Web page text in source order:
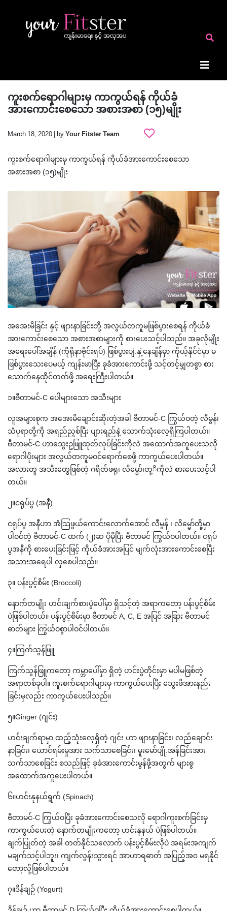
ကူးစက်ရောဂါများမှ ကာကွယ်ရန် ကိုယ်ခံ
အားကောင်းစေသော အစားအစာ (၁၅)မျိုး
March 18, 2020 | byYour Fitster Team
ကူးစက်ရောဂါများမှ ကာကွယ်ရန် ကိုယ်ခံအားကောင်းစေသော
အစားအစာ (၁၅)မျိုး
အအေးမိခြင်း နှင့် ဖျားနာခြင်းတို့ အလွယ်တကူမဖြစ်ပွားစေရန် ကိုယ်ခံ
အားကောင်းစေသော အစားအစာများကို စားပေးသင့်ပါသည်။ အခုလိုမျိုး
အရေးပေါ်အချိန် (ကိုရိုနာဗိုင်းရပ်) ဖြစ်ပွားပျံ.နှံ့နေချိန်မှာ ကိုယ့်နိုင်ငံမှာ မ
ဖြစ်ပွားသေးပေမယ့် ကျန်းမာပြီး ခုခံအားကောင်းဖို့ သင့်တင့်မျှတစွာ စား
သောက်နေထိုင်တတ်ဖို့ အရေးကြီးပါတယ်။
၁။ဗီတာမင်-C ပေါများသော အသီးများ
လူအများစုက အအေးမိချောင်းဆိုးတဲ့အခါ ဗီတာမင်-C ကြွယ်ဝတဲ့ လီမွန်၊
သံပုရာတို့ကို အရည်ညှစ်ပြီး ပျားရည်နဲ့ သောက်သုံးလေ့ရှိကြပါတယ်။
ဗီတာမင်-C ဟာသွေးဥဖြူထုတ်လုပ်ခြင်းကိုလဲ အထောက်အကူပေးသလို
ရောဂါပိုးများ အလွယ်တကူမဝင်ရောက်စေဖို့ ကာကွယ်ပေးပါတယ်။
အလားတူ အသီးတွေဖြစ်တဲ့ ဂရိတ်ဖရု၊ လိမ္မော်၊တု့ိကိုလဲ စားပေးသင့်ပါ
တယ်။
၂။ငရုပ်ပွ (အနီ)
ငရုပ်ပွ အနီဟာ အံသြဖွယ်ကောင်းလောက်အောင် လီမွန် ၊ လိမ္မော်တို့မှာ
ပါဝင်တဲ့ ဗီတာမင်-C ထက် (၂)ဆ ပိုမိုပြီး ဗီတာမင် ကြွယ်ဝပါတယ်။ ငရုပ်
ပွအနီကို စားပေးခြင်းဖြင့် ကိုယ်ခံအားအပြင် မျက်လုံးအားကောင်းစေပြီး
အသားအရေပါ လှစေပါသည်။
၃။ ပန်းပွင့်စိမ်း (Broccoli)
နောက်တမျိုး ဟင်းချက်စားပွဲပေါ်မှာ ရှိသင့်တဲ့ အရာကတော့ ပန်းပွင့်စိမ်း
ပဲဖြစ်ပါတယ်။ ပန်းပွင့်စိမ်းမှာ ဗီတာမင် A, C, E အပြင် အခြား ဗီတာမင်
ဓာတ်များ ကြွယ်ဝစွာပါဝင်ပါတယ်။
၄။ကြက်သွန်ဖြူ
ကြက်သွန်ဖြူကတော့ ကမ္ဘာပေါ်မှာ ရှိတဲ့ ဟင်းပွဲတိုင်းမှာ မပါမဖြစ်တဲ့
အရာတစ်ခုပါ။ ကူးစက်ရောဂါများမှ ကာကွယ်ပေးပြီး သွေးဖိအားနည်း
ခြင်းမှလည်း ကာကွယ်ပေးပါသည်။
၅။Ginger (ဂျင်း)
ဟင်းချက်ရာမှာ ထည့်သုံးလေ့ရှိတဲ့ ဂျင်း ဟာ ဖျားနာခြင်း၊ လည်ချောင်း
နာခြင်း၊ ယောင်ရမ်းမှုအား သက်သာစေခြင်း၊ မူးမော်ပျို.အန်ခြင်းအား
သက်သာစေခြင်း စသည်ဖြင့် ခုခံအားကောင်းမွန်ဖို့အတွက် များစွ
အထောက်အကူပေးပါတယ်။
၆။ဟင်းနုနယ်ရွက် (Spinach)
ဗီတာမင်-C ကြွယ်ဝပြီး ခုခံအားကောင်းစေသလို ရောဂါကူးစက်ခြင်းမှ
ကာကွယ်ပေးတဲ့ နောက်တမျိုးကတော့ ဟင်းနုနယ် ပဲဖြစ်ပါတယ်။
ချက်ပြုတ်တဲ့ အခါ တတ်နိုင်သလောက် ပန်းပွင့်စိမ်းလိုပဲ အရမ်းအကျက်
မချက်သင့်ပါဘူး၊ ကျက်လွန်းသွားရင် အာဟာရဓာတ် အပြည့်အ၀ မရနိုင်
တော့လို့ဖြစ်ပါတယ်။
၇။ဒိန်ချဉ် (Yogurt)